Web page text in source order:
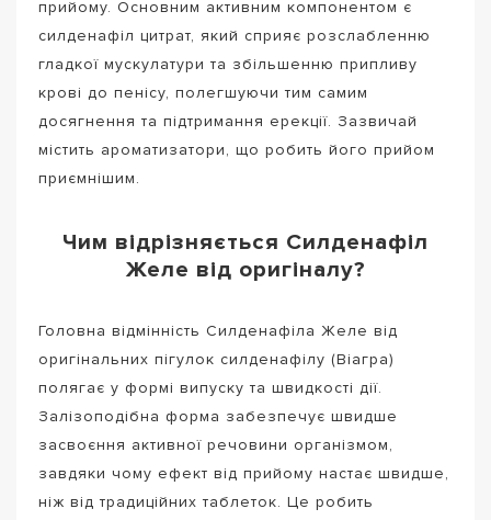
прийому. Основним активним компонентом є
силденафіл цитрат, який сприяє розслабленню
гладкої мускулатури та збільшенню припливу
крові до пенісу, полегшуючи тим самим
досягнення та підтримання ерекції. Зазвичай
містить ароматизатори, що робить його прийом
приємнішим.
Чим відрізняється Силденафіл
Желе від оригіналу?
Головна відмінність Силденафіла Желе від
оригінальних пігулок силденафілу (Віагра)
полягає у формі випуску та швидкості дії.
Залізоподібна форма забезпечує швидше
засвоєння активної речовини організмом,
завдяки чому ефект від прийому настає швидше,
ніж від традиційних таблеток. Це робить